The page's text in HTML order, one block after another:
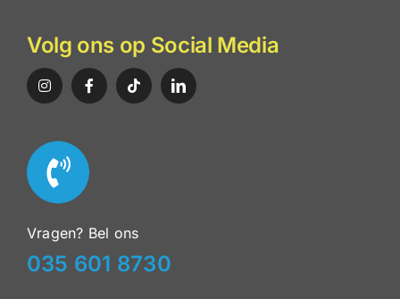
Volg ons op Social Media
Vragen? Bel ons
035 601 8730